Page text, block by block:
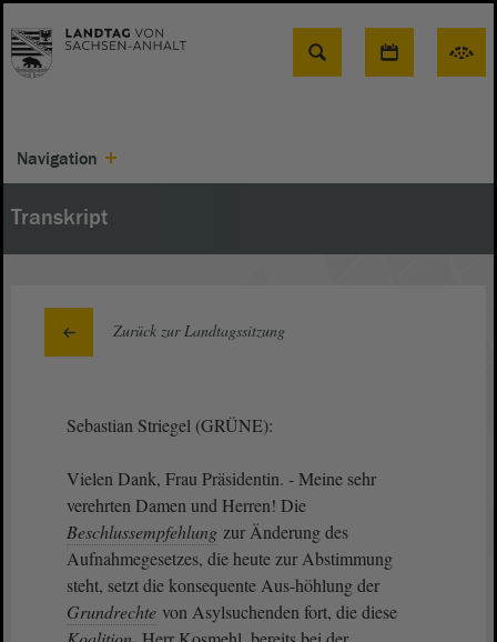
Suche
Navigation
Transkript
Zurück zur Landtagssitzung
Sebastian Striegel (GRÜNE):
Vielen Dank, Frau Präsidentin. - Meine sehr
verehrten Damen und Herren! Die
Beschlussempfehlung zur Änderung des
Aufnahmegesetzes, die heute zur Abstimmung
steht, setzt die konsequente Aus-höhlung der
Grundrechte von Asylsuchenden fort, die diese